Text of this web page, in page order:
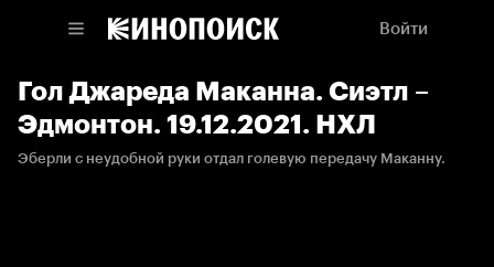
Войти
Гол Джареда Маканна. Сиэтл –
Эдмонтон. 19.12.2021. НХЛ
Эберли с неудобной руки отдал голевую передачу Маканну.